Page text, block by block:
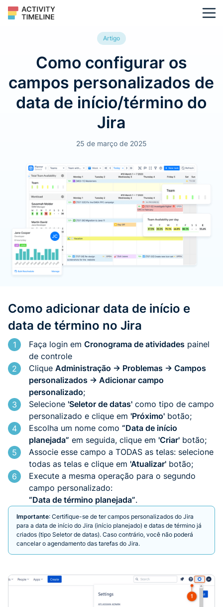
Artigo
Como configurar os
campos personalizados de
data de início/término do
Jira
25 de março de 2025
Como adicionar data de início e
data de término no Jira
1 Faça login em Cronograma de atividades painel
de controle
2
Clique Administração -> Problemas -> Campos
personalizados -> Adicionar campo
personalizado;
3
Selecione 'Seletor de datas' como tipo de campo
personalizado e clique em 'Próximo' botão;
4
Escolha um nome como “Data de início
planejada” em seguida, clique em 'Criar' botão;
5
Associe esse campo a TODAS as telas: selecione
todas as telas e clique em 'Atualizar' botão;
6
Execute a mesma operação para o segundo
campo personalizado:
“Data de término planejada”.
Importante: Certifique-se de ter campos personalizados do Jira
para a data de início do Jira (início planejado) e datas de término já
criados (tipo Seletor de datas). Caso contrário, você não poderá
cancelar o agendamento das tarefas do Jira.